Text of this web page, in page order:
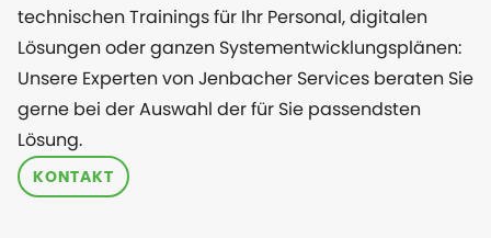
technischen Trainings für Ihr Personal, digitalen
Lösungen oder ganzen Systementwicklungsplänen:
Unsere Experten von Jenbacher Services beraten Sie
gerne bei der Auswahl der für Sie passendsten
Lösung.
KONTAKT